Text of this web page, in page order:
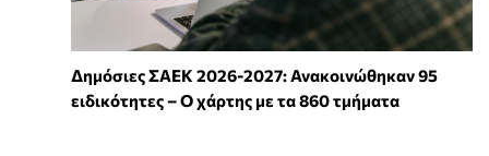
Δημόσιες ΣΑΕΚ 2026-2027: Ανακοινώθηκαν 95
ειδικότητες – Ο χάρτης με τα 860 τμήματα